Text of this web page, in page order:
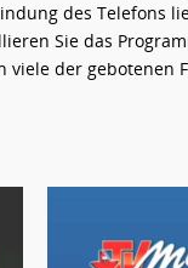
des Telefons
Sie das
viele der